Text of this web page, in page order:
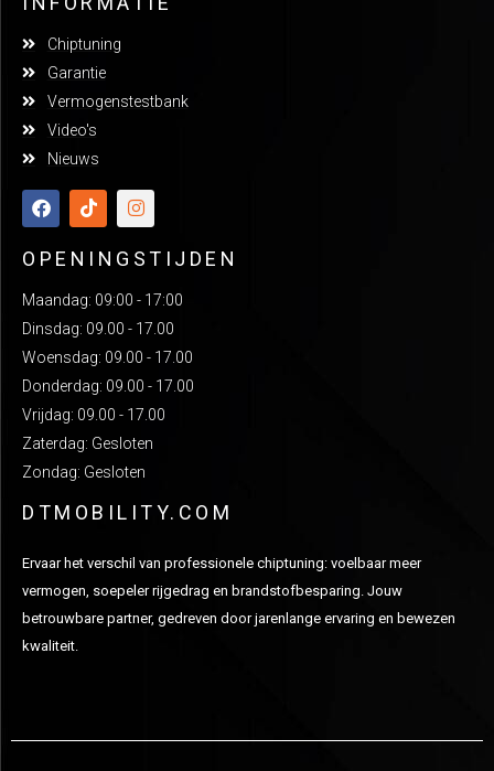
Chiptuning
Garantie
Vermogenstestbank
Video's
Nieuws
OPENINGSTIJDEN
Maandag: 09:00 - 17:00
Dinsdag: 09.00 - 17.00
Woensdag: 09.00 - 17.00
Donderdag: 09.00 - 17.00
Vrijdag: 09.00 - 17.00
Zaterdag: Gesloten
Zondag: Gesloten
DTMOBILITY.COM
Ervaar het verschil van professionele chiptuning: voelbaar meer
vermogen, soepeler rijgedrag en brandstofbesparing. Jouw
betrouwbare partner, gedreven door jarenlange ervaring en bewezen
kwaliteit.